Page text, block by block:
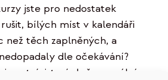
jste pro nedostatek
bílých míst v kalendáři
než těch zaplněných, a
dle očekávání?
jste úplně normální.